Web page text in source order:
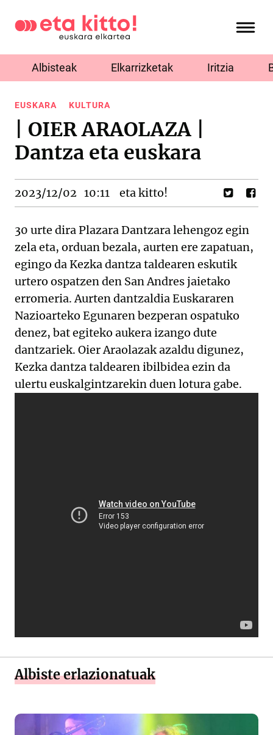
Albisteak Elkarrizketak Iritzia
EUSKARA KULTURA
| OIER ARAOLAZA |
Dantza eta euskara
2023/12/02 10:11 eta kitto!
30 urte dira Plazara Dantzara lehengoz egin
zela eta, orduan bezala, aurten ere zapatuan,
egingo da Kezka dantza taldearen eskutik
urtero ospatzen den San Andres jaietako
erromeria. Aurten dantzaldia Euskararen
Nazioarteko Egunaren bezperan ospatuko
denez, bat egiteko aukera izango dute
dantzariek. Oier Araolazak azaldu digunez,
Kezka dantza taldearen ibilbidea ezin da
ulertu euskalgintzarekin duen lotura gabe.
Albiste erlazionatuak